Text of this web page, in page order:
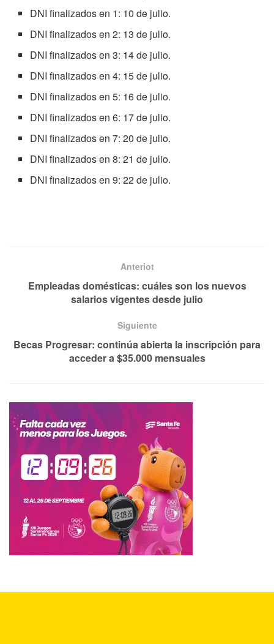
DNI finalizados en 1: 10 de julio.
DNI finalizados en 2: 13 de julio.
DNI finalizados en 3: 14 de julio.
DNI finalizados en 4: 15 de julio.
DNI finalizados en 5: 16 de julio.
DNI finalizados en 6: 17 de julio.
DNI finalizados en 7: 20 de julio.
DNI finalizados en 8: 21 de julio.
DNI finalizados en 9: 22 de julio.
Anteriot
Empleadas domésticas: cuáles son los nuevos
salarios vigentes desde julio
Siguiente
Becas Progresar: continúa abierta la inscripción para
acceder a $35.000 mensuales